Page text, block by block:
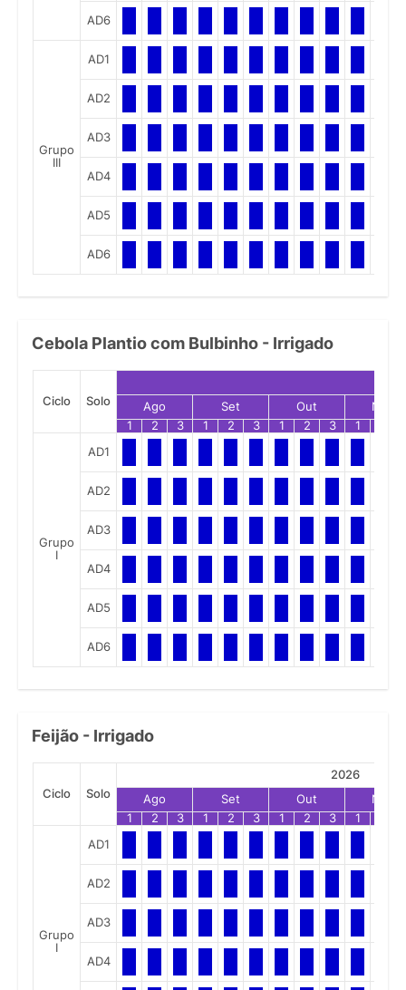
AD6
Grupo
III
AD1
AD2
AD3
AD4
AD5
AD6
Cebola Plantio com Bulbinho - Irrigado
Ciclo Solo Ago Set Out
Nov
1
2 3 1 2 3 1 2 3 1
Grupo
I
AD1
AD2
AD3
AD4
AD5
AD6
Feijão - Irrigado
Ciclo Solo
2026
Ago
Set Out
Nov
1
2 3 1 2 3 1 2 3 1
Grupo
I
AD1
AD2
AD3
AD4